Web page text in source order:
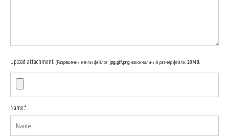
Upload attachment (Разрешенные типы файлов:jpg, gif, png, максимальный размер файла:20MB.
Name:*